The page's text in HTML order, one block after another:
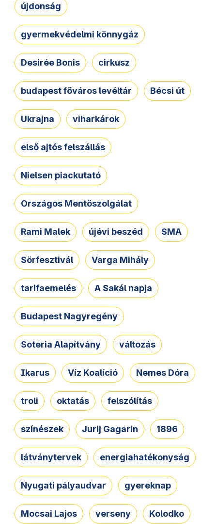
újdonság
gyermekvédelmi könnygáz
Desirée Bonis cirkusz
budapest főváros levéltár Bécsi út
Ukrajna viharkárok
első ajtós felszállás
Nielsen piackutató
Országos Mentőszolgálat
Rami Malek újévi beszéd SMA
Sörfesztivál Varga Mihály
tarifaemelés A Sakál napja
Budapest Nagyregény
Soteria Alapítvány változás
Ikarus Víz Koalíció Nemes Dóra
troli oktatás felszólítás
színészek Jurij Gagarin 1896
látványtervek energiahatékonyság
Nyugati pályaudvar gyereknap
Mocsai Lajos verseny Kolodko